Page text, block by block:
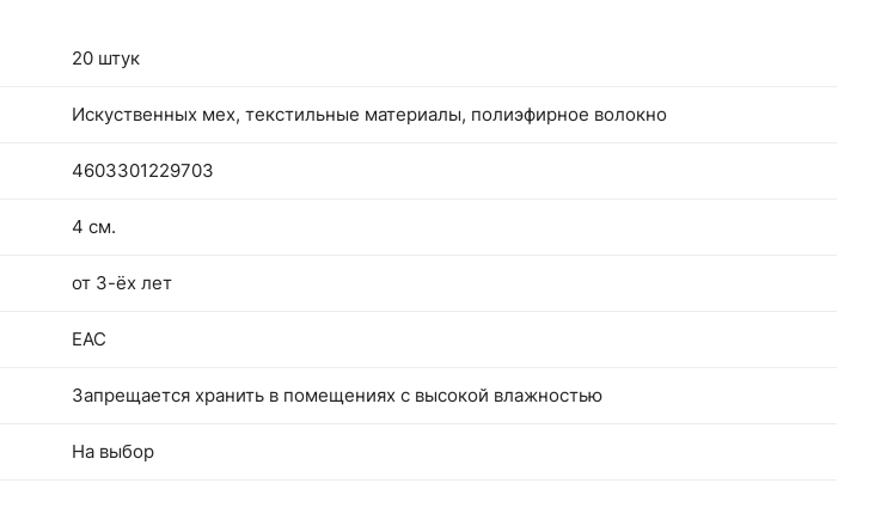
20 штук
Искуственных мех, текстильные материалы, полиэфирное волокно
4603301229703
4 см.
от 3-ёх лет
EAC
Запрещается хранить в помещениях с высокой влажностью
На выбор